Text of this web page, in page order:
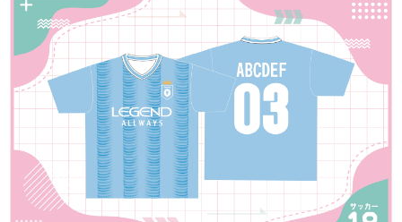
お支払い方法について
キャンセル・変更について
利用規約
無料でLINE相談する
バスケユニフォーム
ゲーム
パロディ
ポロシャツ
韓国パロディ人気デザイン特集
おしゃれデザインクラスTシャツ
かわいいクラスTシャツ
おもしろクラスTシャツ
かっこいいクラスTシャツ
シルクスクリーンについて
昇華プリントについて
全面プリントクラスTシャツ
DTFプリントについて
SDGsについて